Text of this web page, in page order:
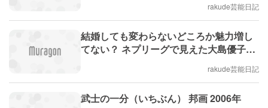
rakude芸能日記
結婚しても変わらないどころか魅力増し
てない？ ネプリーグで見えた大島優子の
rakude芸能日記
武士の一分（いちぶん） 邦画 2006年